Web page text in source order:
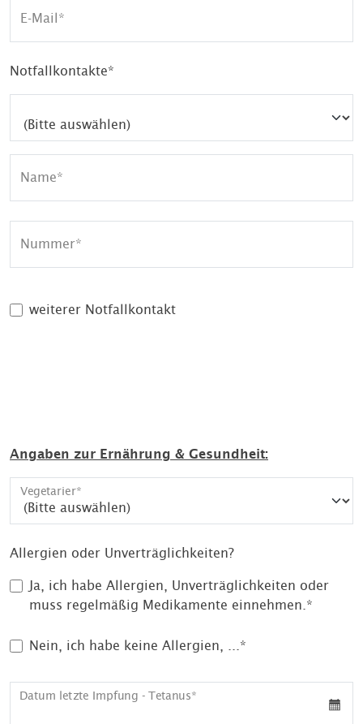
E-Mail
Notfallkontakte*
Name
Nummer
weiterer Notfallkontakt
Angaben zur Ernährung & Gesundheit:
Vegetarier
Allergien oder Unverträglichkeiten?
Ja, ich habe Allergien, Unverträglichkeiten oder
muss regelmäßig Medikamente einnehmen.
Nein, ich habe keine Allergien, ...
Datum letzte Impfung - Tetanus